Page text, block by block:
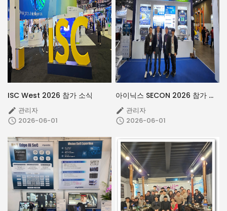
ISC West 2026 참가 소식
 관리자
 2026-06-01
아이닉스 SECON 2026 참가 및 EN683 소개
 관리자
 2026-06-01